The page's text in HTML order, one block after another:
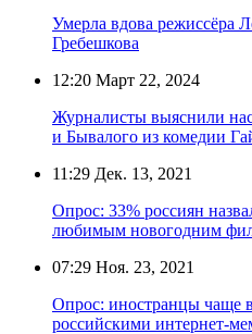
Умерла вдова режиссёра
Гребешкова
12:20 Март 22, 2024
Журналисты выяснили
и Бывалого из комедии
11:29 Дек. 13, 2021
Опрос: 33% россиян
любимым новогодним
07:29 Ноя. 23, 2021
Опрос: иностранцы чаще
российскими интернет-